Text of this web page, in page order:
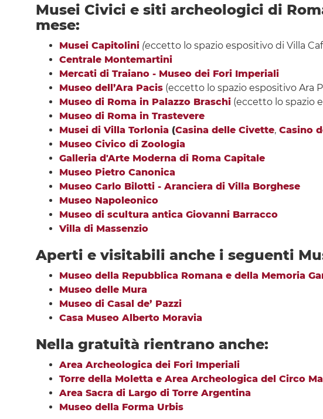
Musei Civici e siti archeologici di
mese:
Musei Capitolini (eccetto lo spazio espositivo di Villa
Centrale Montemartini
Mercati di Traiano - Museo dei Fori Imperiali
Museo dell’Ara Pacis(eccetto lo spazio espositivo Ara
Museo di Roma in Palazzo Braschi(eccetto lo spazio
Museo di Roma in Trastevere
Musei di Villa Torlonia(Casina delle Civette, Casino
Museo Civico di Zoologia
Galleria d'Arte Moderna di Roma Capitale
Museo Pietro Canonica
Museo Carlo Bilotti - Aranciera di Villa Borghese
Museo Napoleonico
Museo di scultura antica Giovanni Barracco
Villa di Massenzio
Aperti e visitabili anche i seguenti
Museo della Repubblica Romana e della Memoria
Museo delle Mura
Museo di Casal de’ Pazzi
Casa Museo Alberto Moravia
Nella gratuità rientrano anche:
Area Archeologica dei Fori Imperiali
Torre della Moletta e Area Archeologica del Circo
Area Sacra di Largo di Torre Argentina
Museo della Forma Urbis